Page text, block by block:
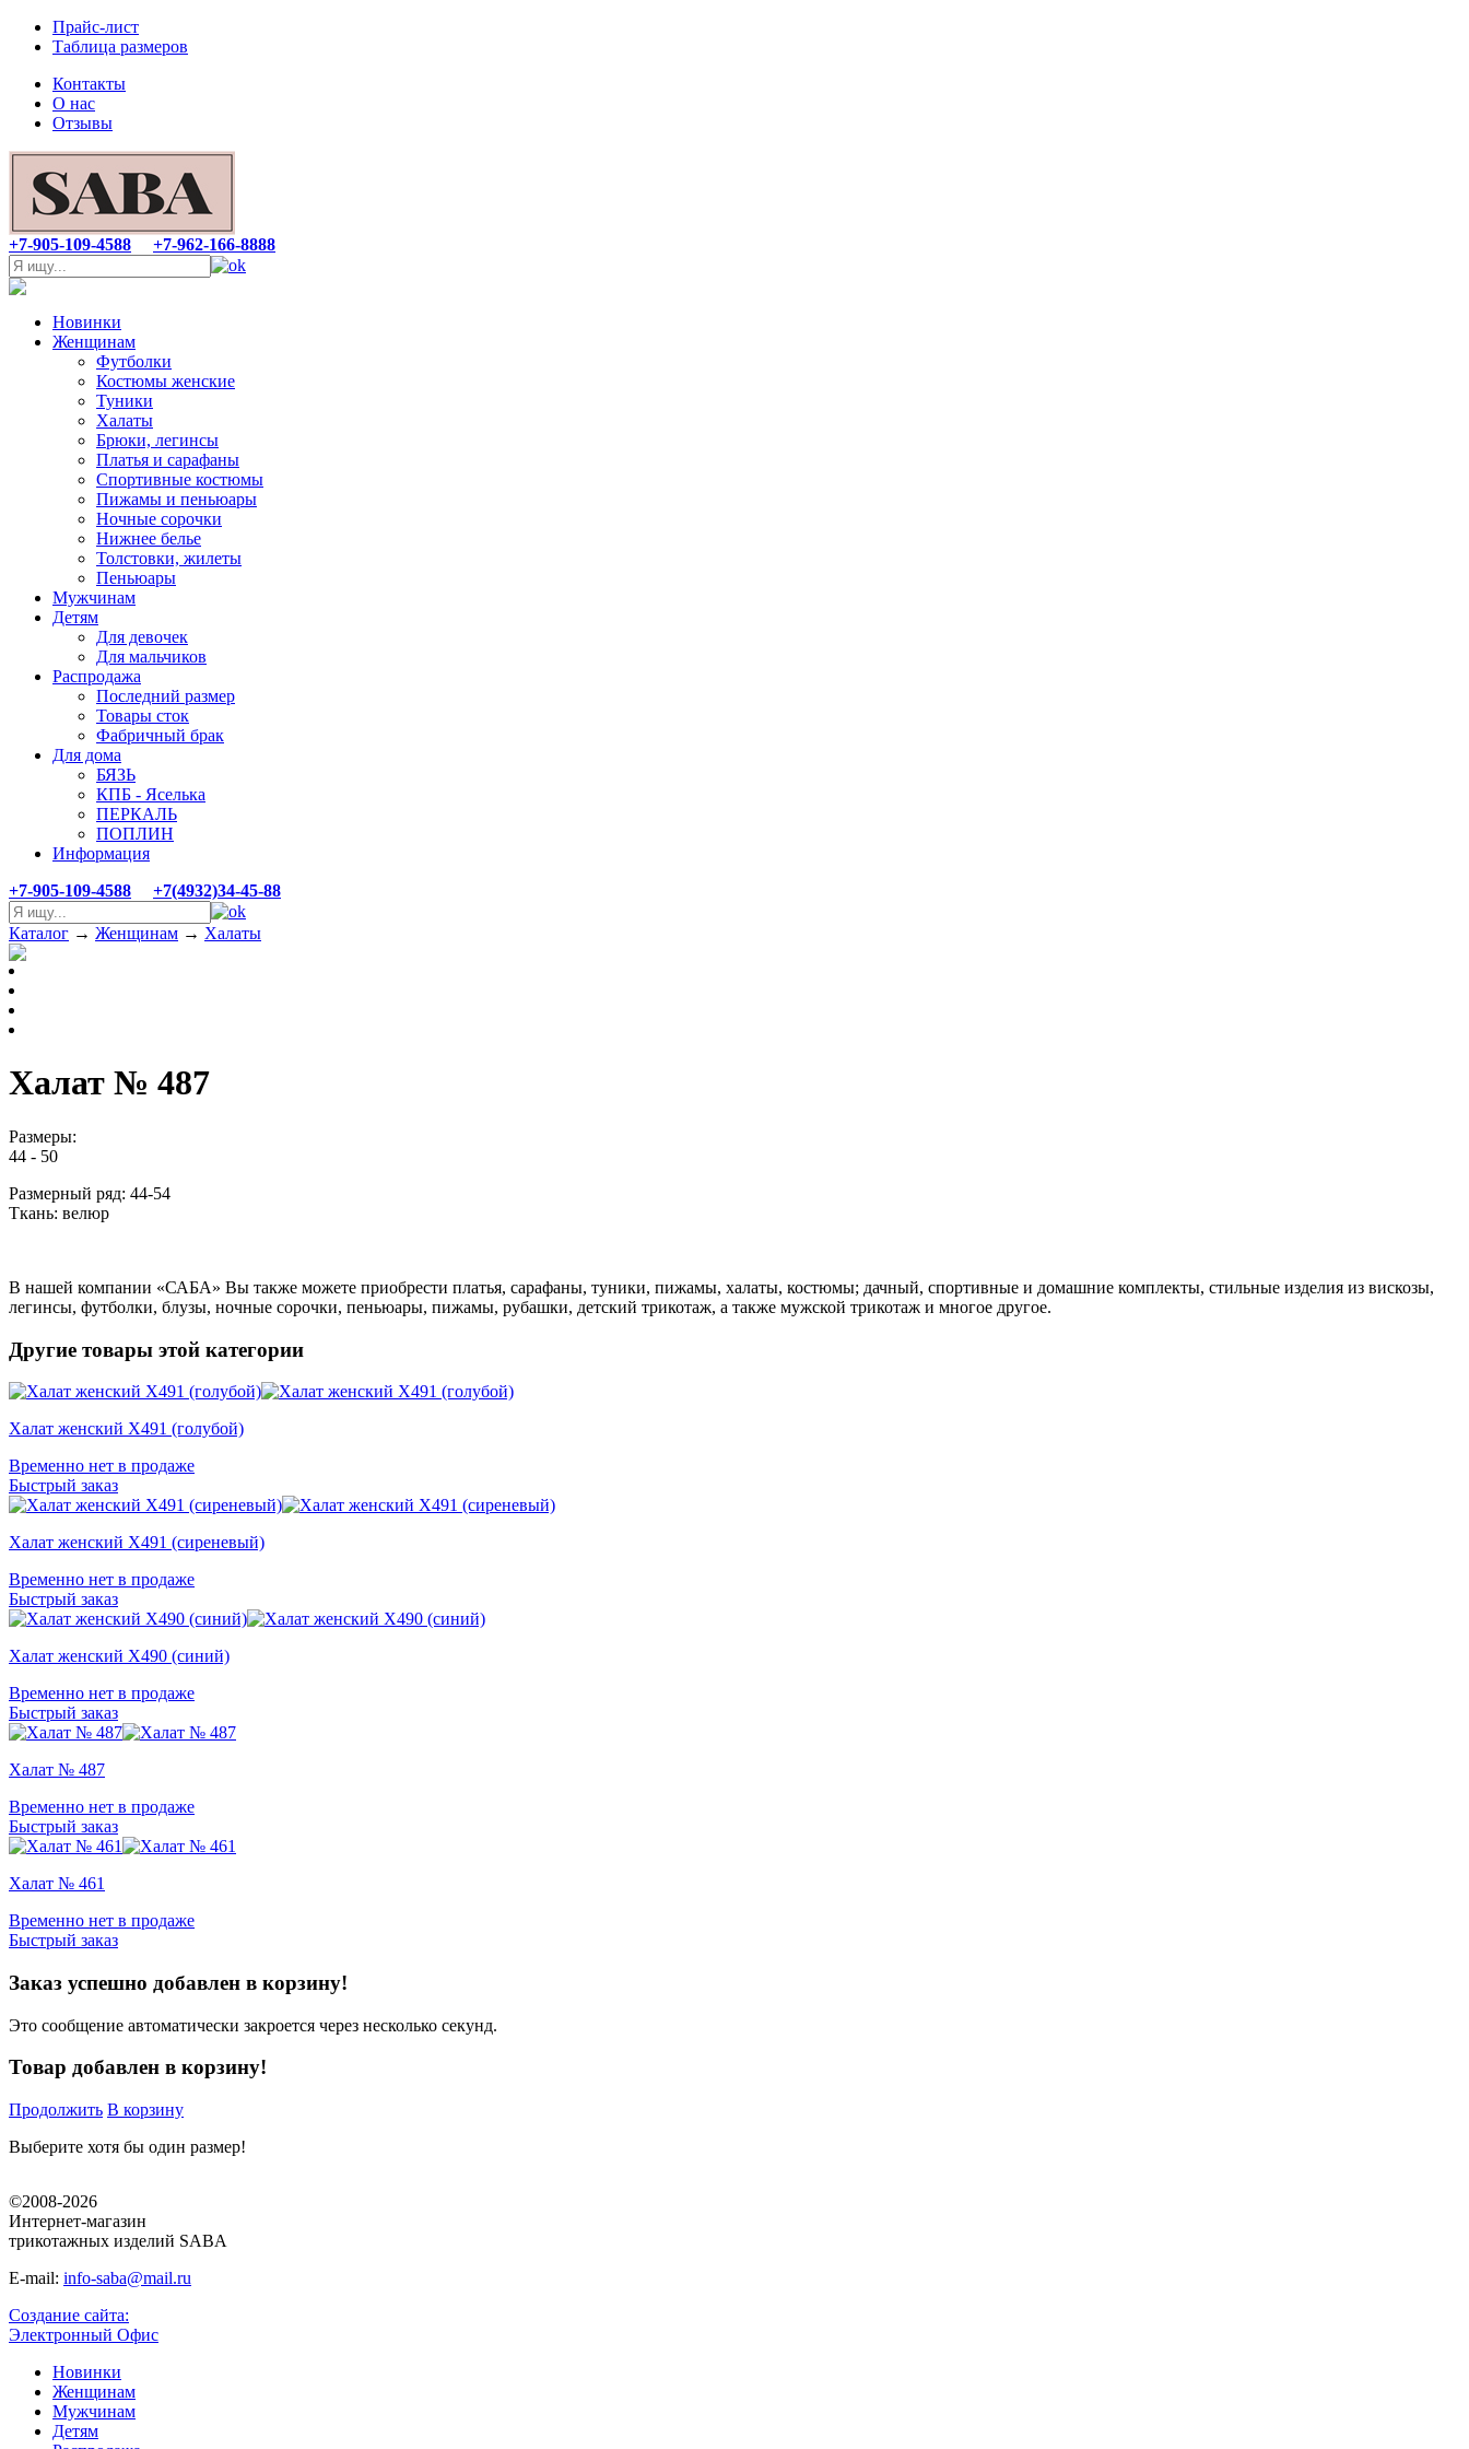
Прайс-лист
Таблица размеров
Контакты
О нас
Отзывы
+7-905-109-4588 +7-962-166-8888
Новинки
Женщинам
Футболки
Костюмы женские
Туники
Халаты
Брюки, легинсы
Платья и сарафаны
Спортивные костюмы
Пижамы и пеньюары
Ночные сорочки
Нижнее белье
Толстовки, жилеты
Пеньюары
Мужчинам
Детям
Для девочек
Для мальчиков
Распродажа
Последний размер
Товары сток
Фабричный брак
Для дома
БЯЗЬ
КПБ - Яселька
ПЕРКАЛЬ
ПОПЛИН
Информация
+7-905-109-4588
+7(4932)34-45-88
Каталог → Женщинам → Халаты
Халат № 487
Размеры:
44 - 50
Размерный ряд: 44-54
Ткань: велюр
В нашей компании «САБА» Вы также можете приобрести платья, сарафаны, туники, пижамы, халаты, костюмы; дачный, спортивные и домашние комплекты, стильные изделия из вискозы,
легинсы, футболки, блузы, ночные сорочки, пеньюары, пижамы, рубашки, детский трикотаж, а также мужской трикотаж и многое другое.
Другие товары этой категории
Халат женский Х491 (голубой)
Временно нет в продаже
Быстрый заказ
Халат женский Х491 (сиреневый)
Временно нет в продаже
Быстрый заказ
Халат женский Х490 (синий)
Временно нет в продаже
Быстрый заказ
Халат № 487
Временно нет в продаже
Быстрый заказ
Халат № 461
Временно нет в продаже
Быстрый заказ
Заказ успешно добавлен в корзину!
Это сообщение автоматически закроется через несколько секунд.
Товар добавлен в корзину!
Продолжить В корзину
Выберите хотя бы один размер!
©2008-2026
Интернет-магазин
трикотажных изделий SABA
E-mail: info-saba@mail.ru
Создание сайта:
Электронный Офис
Новинки
Женщинам
Мужчинам
Детям